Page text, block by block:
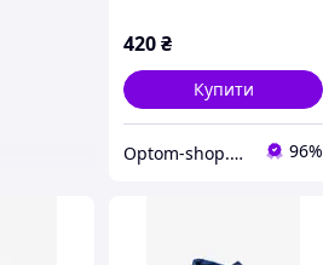
420₴
Купити
Optom-shop.com.ua - Оптовий інтернет-магазин: Одежа та взуття оптом, спідня білизна недорого 96%